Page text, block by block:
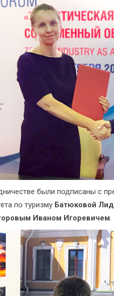
были подписаны с
по туризму Батюковой
Иваном Игоревичем.